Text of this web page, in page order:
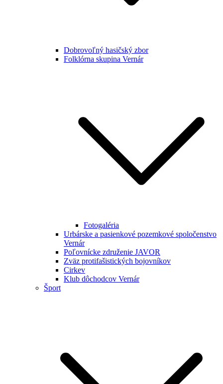
Dobrovoľný hasičský zbor
Folklórna skupina Vernár
Fotogaléria
Urbárske a pasienkové pozemkové spoločenstvo
Vernár
Poľovnícke združenie JAVOR
Zväz protifašistických bojovníkov
Cirkev
Klub dôchodcov Vernár
Šport